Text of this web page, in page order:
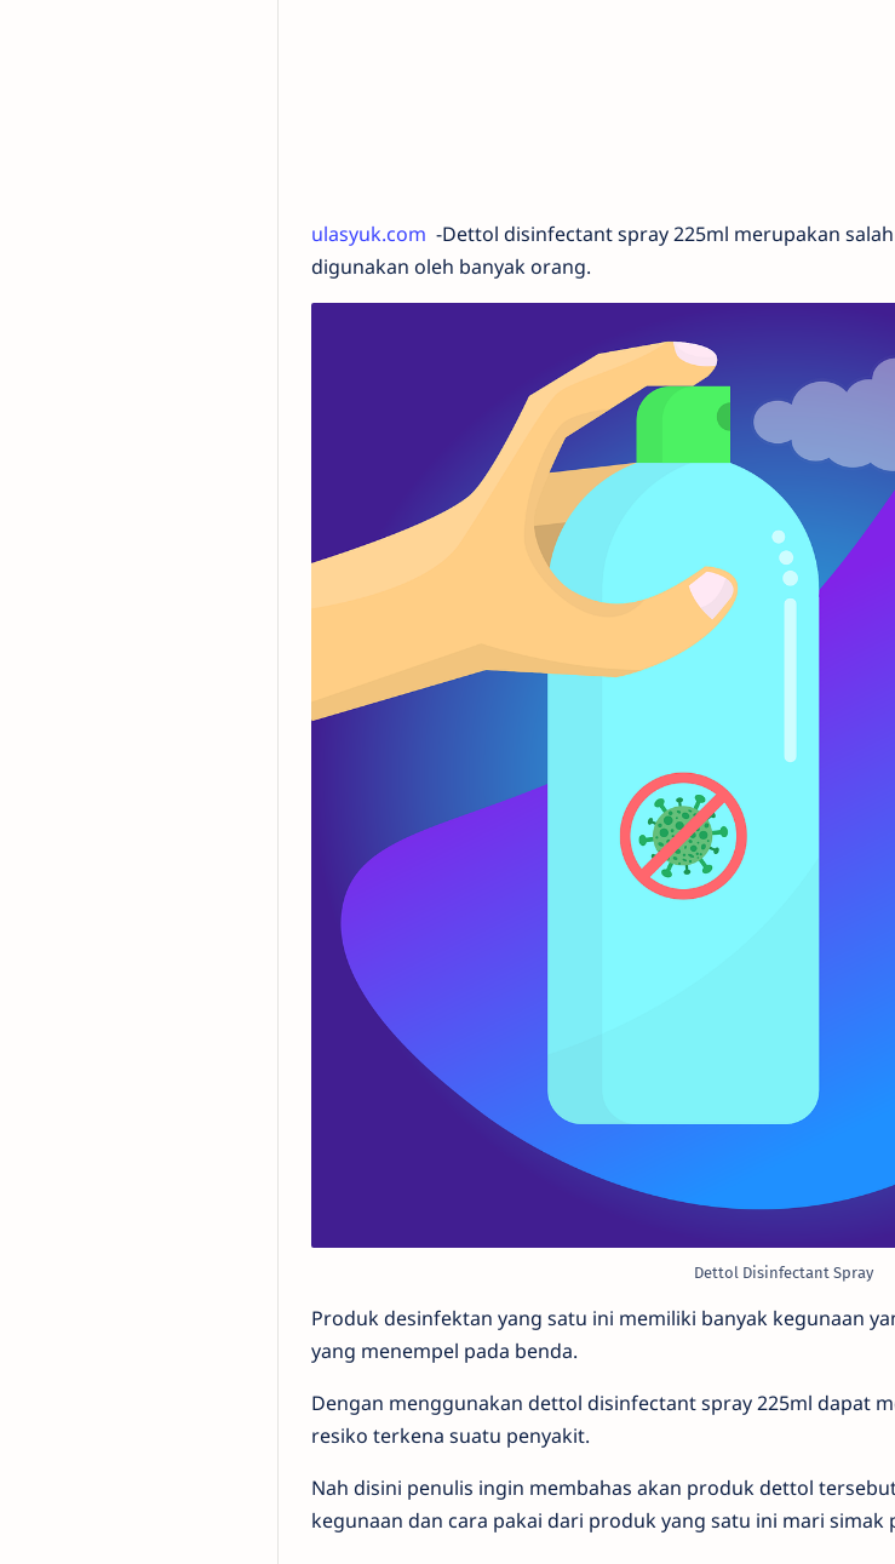
ulasyuk.com -Dettol disinfectant spray 225ml merupakan
digunakan oleh banyak orang.
Dettol Disinfectant Spray
Produk desinfektan yang satu ini memiliki banyak kegunaan
yang menempel pada benda.
Dengan menggunakan dettol disinfectant spray 225ml dapat
resiko terkena suatu penyakit.
Nah disini penulis ingin membahas akan produk dettol
kegunaan dan cara pakai dari produk yang satu ini mari simak